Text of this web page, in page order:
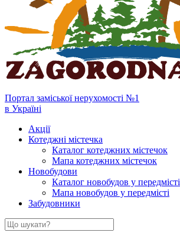
Портал заміської нерухомості №1
в Україні
Акції
Котеджні містечка
Каталог котеджних містечок
Мапа котеджних містечок
Новобудови
Каталог новобудов у передмісті
Мапа новобудов у передмісті
Забудовники